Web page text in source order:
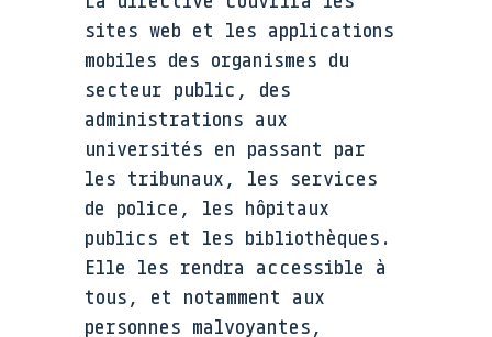
sites web et les applications
mobiles des organismes du
secteur public, des
administrations aux
universités en passant par
les tribunaux, les services
de police, les hôpitaux
publics et les bibliothèques.
Elle les rendra accessible à
tous, et notamment aux
personnes malvoyantes,